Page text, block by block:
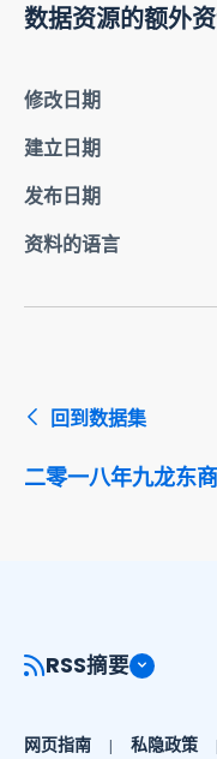
数据资源的额外
修改日期
建立日期
发布日期
资料的语言
回到数据集
二零一八年九龙东
RSS摘要
网页指南 私隐政策